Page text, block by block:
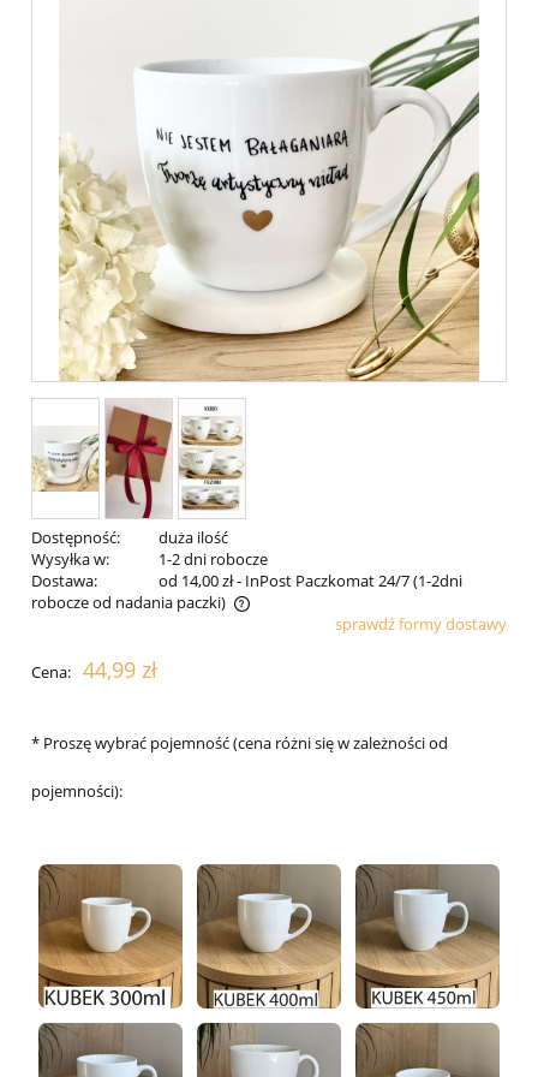
Dostępność:
duża ilość
Wysyłka w:
1-2 dni robocze
Dostawa:
od 14,00 zł- InPost Paczkomat 24/7 (1-2dni
robocze od nadania paczki)
Cena nie zawiera ewentualnych kosztów płatnościsprawdź formy dostawy
Cena: 44,99 zł
* Proszę wybrać pojemność (cena różni się w zależności od
pojemności):